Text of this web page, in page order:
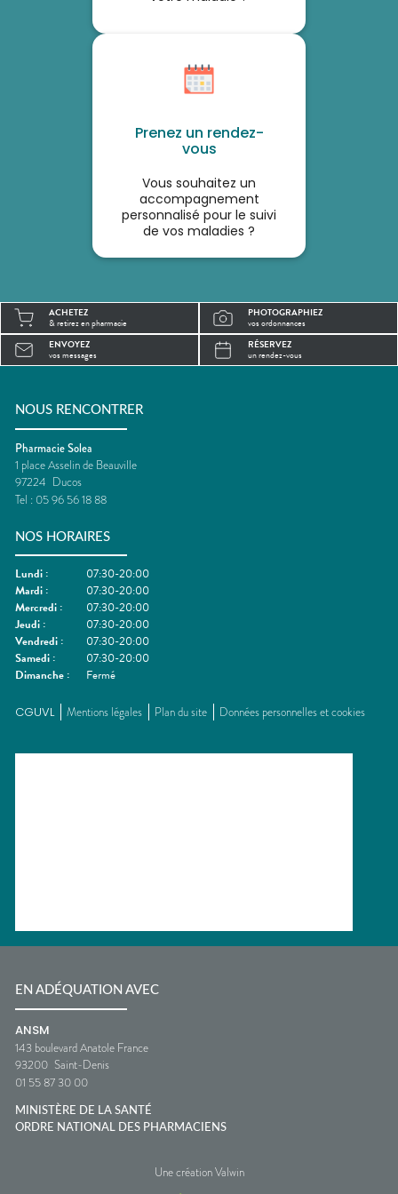
Prenez un rendez-
vous
Vous souhaitez un
accompagnement
personnalisé pour le suivi
de vos maladies ?
ACHETEZ
& retirez en pharmacie
PHOTOGRAPHIEZ
vos ordonnances
ENVOYEZ
vos messages
RÉSERVEZ
un rendez-vous
NOUS RENCONTRER
Pharmacie Solea
1 place Asselin de Beauville
97224 Ducos
Tel : 05 96 56 18 88
NOS HORAIRES
Lundi :
07:30-20:00
Mardi :
07:30-20:00
Mercredi :
07:30-20:00
Jeudi :
07:30-20:00
Vendredi :
07:30-20:00
Samedi :
07:30-20:00
Dimanche : Fermé
CGUVL Mentions légales Plan du site Données personnelles et cookies
EN ADÉQUATION AVEC
ANSM
143 boulevard Anatole France
93200 Saint-Denis
01 55 87 30 00
MINISTÈRE DE LA SANTÉ
ORDRE NATIONAL DES PHARMACIENS
Une création Valwin